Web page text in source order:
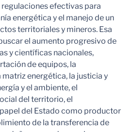
regulaciones efectivas para
energética y el manejo de un
territoriales y mineros. Esa
el aumento progresivo de
y científicas nacionales,
de equipos, la
energética, la justicia y
y el ambiente, el
del territorio, el
del Estado como productor
de la transferencia de